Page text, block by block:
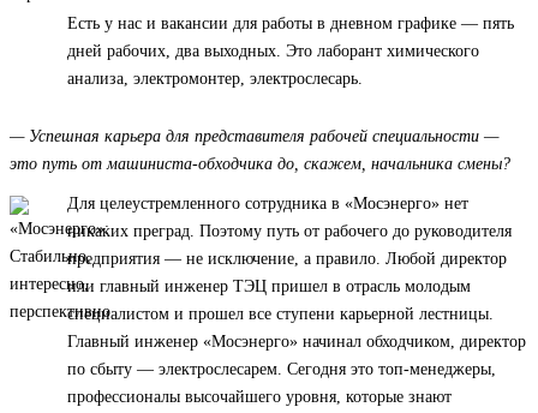
Есть у нас и вакансии для работы в дневном графике — пять
дней рабочих, два выходных. Это лаборант химического
анализа, электромонтер, электрослесарь.
— Успешная карьера для представителя рабочей специальности —
это путь от машиниста-обходчика до, скажем, начальника смены?
Для целеустремленного сотрудника в «Мосэнерго» нет
никаких преград. Поэтому путь от рабочего до руководителя
предприятия — не исключение, а правило. Любой директор
или главный инженер ТЭЦ пришел в отрасль молодым
специалистом и прошел все ступени карьерной лестницы.
Главный инженер «Мосэнерго» начинал обходчиком, директор
по сбыту — электрослесарем. Сегодня это топ-менеджеры,
профессионалы высочайшего уровня, которые знают